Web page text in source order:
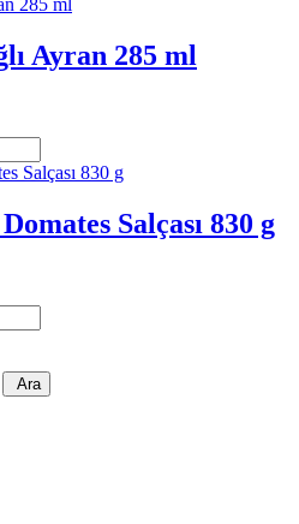
Ayran 285 ml
Salçası 830 g
Ara